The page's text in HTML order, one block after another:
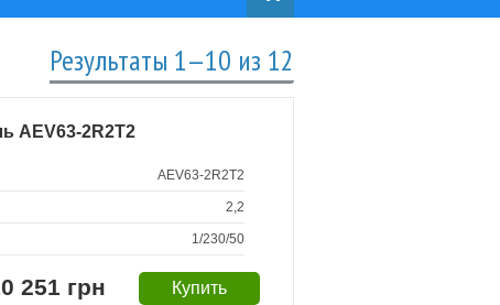
Результаты 1—10 из 12
AEV63-2R2T2
AEV63-2R2T2
2,2
1/230/50
251 грн